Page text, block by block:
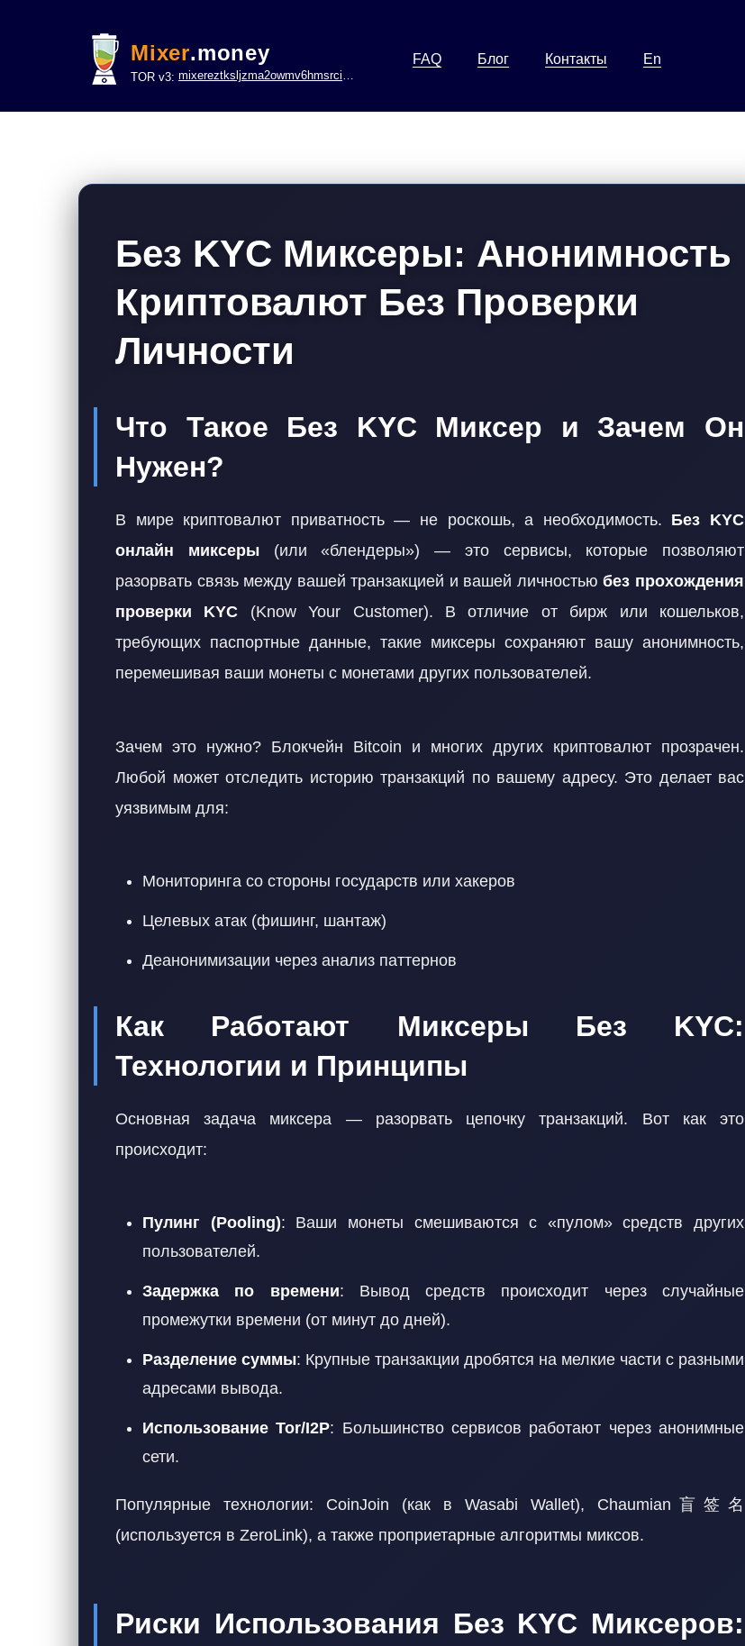
Mixer.money
TOR v3: mixereztksljzma2owmv6hmsrci322lsje6m3svicoddk3xbgvhd2fid.onion
FAQ Блог Контакты En
Без KYC Миксеры: Анонимность
Криптовалют Без Проверки
Личности
Что Такое Без KYC Миксер и Зачем Он
Нужен?
В мире криптовалют приватность — не роскошь, а необходимость. Без KYC
онлайн миксеры(или «блендеры») — это сервисы, которые позволяют
разорвать связь между вашей транзакцией и вашей личностьюбез прохождения
проверки KYC (Know Your Customer). В отличие от бирж или кошельков,
требующих паспортные данные, такие миксеры сохраняют вашу анонимность,
перемешивая ваши монеты с монетами других пользователей.
Зачем это нужно? Блокчейн Bitcoin и многих других криптовалют прозрачен.
Любой может отследить историю транзакций по вашему адресу. Это делает вас
уязвимым для:
Мониторинга со стороны государств или хакеров
Целевых атак (фишинг, шантаж)
Деанонимизации через анализ паттернов
Как Работают Миксеры Без KYC:
Технологии и Принципы
Основная задача миксера — разорвать цепочку транзакций. Вот как это
происходит:
Пулинг (Pooling): Ваши монеты смешиваются с «пулом» средств других
пользователей.
Задержка по времени: Вывод средств происходит через случайные
промежутки времени (от минут до дней).
Разделение суммы: Крупные транзакции дробятся на мелкие части с разными
адресами вывода.
Использование Tor/I2P: Большинство сервисов работают через анонимные
сети.
Популярные технологии: CoinJoin (как в Wasabi Wallet), Chaumian盲签名
(используется в ZeroLink), а также проприетарные алгоритмы миксов.
Риски Использования Без KYC Миксеров: